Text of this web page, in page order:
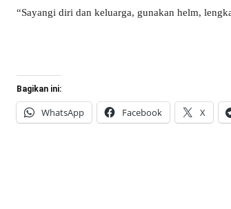
“Sayangi diri dan keluarga, gunakan helm,
Bagikan ini:
WhatsApp Facebook X